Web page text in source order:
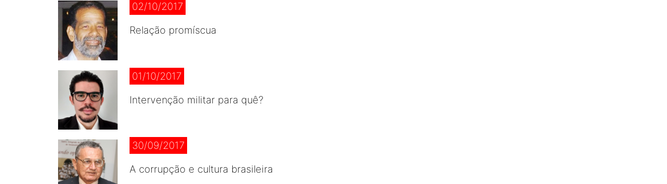
02/10/2017
Relação promíscua
01/10/2017
Intervenção militar para quê?
30/09/2017
A corrupção e cultura brasileira